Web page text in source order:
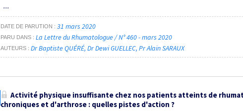
...
DATE DE PARUTION 31 mars 2020
PARU DANS La Lettre du Rhumatologue / N° 460 - mars 2020
AUTEURS Dr Baptiste QUÉRÉ Dr Dewi GUELLEC Pr Alain SARAUX
Activité physique insuffisante chez nos patients atteints de
chroniques et d'arthrose : quelles pistes d'action ?